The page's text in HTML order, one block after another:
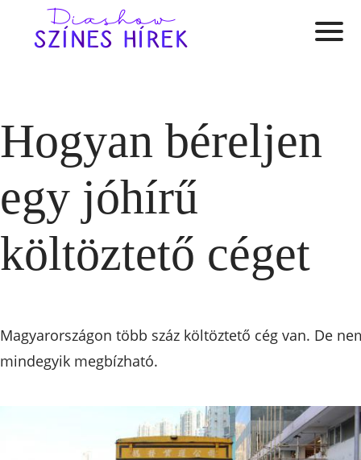
Hogyan béreljen
egy jóhírű
költöztető céget
Magyarországon több száz költöztető cég van. De
mindegyik megbízható.